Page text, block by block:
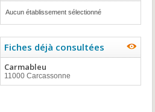
Aucun établissement sélectionné
Fiches déjà consultées
Carmableu
11000 Carcassonne